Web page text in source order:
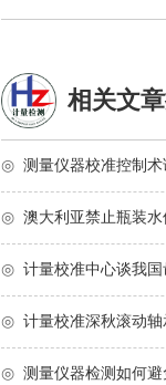
相关文
◎ 测量仪器校准控制术
◎ 澳大利亚禁止瓶装
◎ 计量校准中心谈我
◎ 计量校准深秋滚动
◎ 测量仪器检测如何